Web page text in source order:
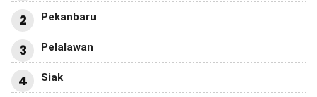
2 Pekanbaru
3 Pelalawan
4 Siak